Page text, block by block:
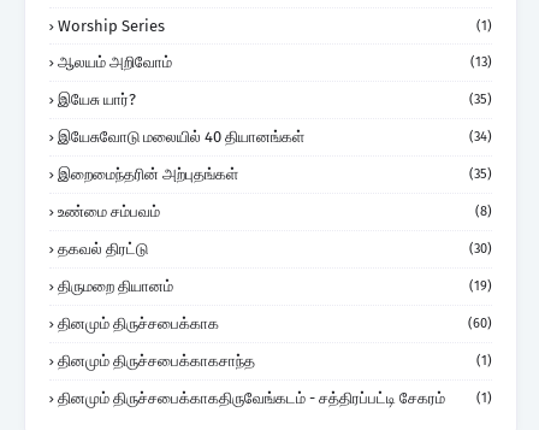
Worship Series (1)
ஆலயம் அறிவோம் (13)
இயேசு யார்? (35)
இயேசுவோடு மலையில் 40 தியானங்கள் (34)
இறைமைந்தரின் அற்புதங்கள் (35)
உண்மை சம்பவம் (8)
தகவல் திரட்டு (30)
திருமறை தியானம் (19)
தினமும் திருச்சபைக்காக (60)
தினமும் திருச்சபைக்காகசாந்த (1)
தினமும் திருச்சபைக்காகதிருவேங்கடம் - சத்திரப்பட்டி சேகரம் (1)